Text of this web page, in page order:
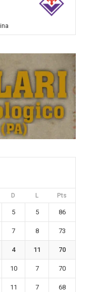
D L Pts
5 5 86
7 8 73
4 11 70
10 7 70
11 7 68